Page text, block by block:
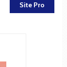
Site Pro